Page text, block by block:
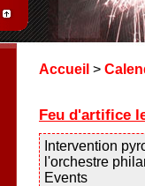
Accueil >
Feu d'artifice
Intervention
l'orchestre
Events